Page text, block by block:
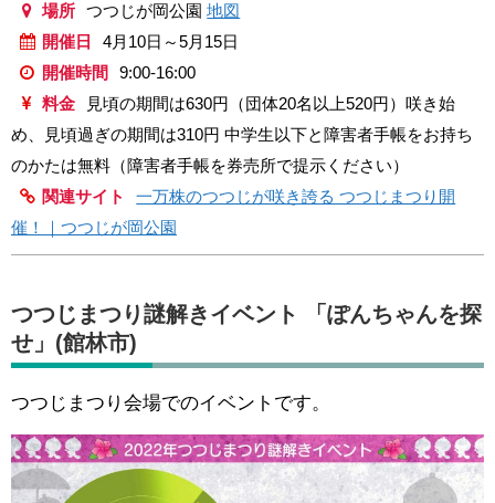
場所 つつじが岡公園地図
開催日
4月10日～5月15日
開催時間
9:00-16:00
料金
見頃の期間は630円（団体20名以上520円）咲き始
め、見頃過ぎの期間は310円 中学生以下と障害者手帳をお持ち
のかたは無料（障害者手帳を券売所で提示ください）
関連サイト
一万株のつつじが咲き誇る つつじまつり開
催！｜つつじが岡公園
つつじまつり謎解きイベント 「ぽんちゃんを探
せ」(館林市)
つつじまつり会場でのイベントです。